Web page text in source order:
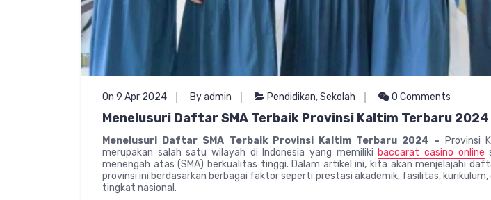
On 9 Apr 2024 By admin Pendidikan,Sekolah 0 Comments
Menelusuri Daftar SMA Terbaik Provinsi Kaltim Terbaru 2024
Menelusuri Daftar SMA Terbaik Provinsi Kaltim Terbaru 2024 – Provinsi
merupakan salah satu wilayah di Indonesia yang memilikibaccarat casino online
menengah atas (SMA) berkualitas tinggi. Dalam artikel ini, kita akan menjelajahi
provinsi ini berdasarkan berbagai faktor seperti prestasi akademik, fasilitas, kurikulum,
tingkat nasional.